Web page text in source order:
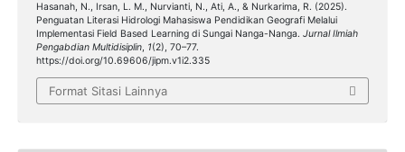
Hasanah, N., Irsan, L. M., Nurvianti, N., Ati, A., & Nurkarima, R. (2025).
Penguatan Literasi Hidrologi Mahasiswa Pendidikan Geografi Melalui
Implementasi Field Based Learning di Sungai Nanga-Nanga. Jurnal Ilmiah
Pengabdian Multidisiplin, 1(2), 70–77.
https://doi.org/10.69606/jipm.v1i2.335
Format Sitasi Lainnya